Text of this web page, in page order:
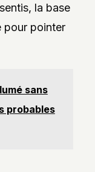
la base
pour pointer
sans
probables